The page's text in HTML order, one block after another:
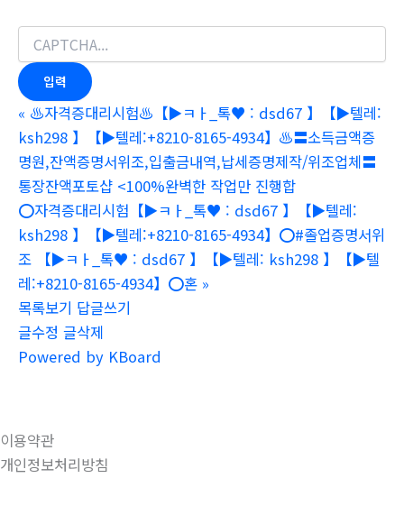
« ♨️자격증대리시험♨️【▶ㅋㅏ_톡♥ : dsd67 】【▶텔레:
ksh298 】【▶텔레:+8210-8165-4934】♨️〓소득금액증
명원,잔액증명서위조,입출금내역,납세증명제작/위조업체〓
통장잔액포토샵 <100%완벽한 작업만 진행합
⭕️자격증대리시험【▶ㅋㅏ_톡♥ : dsd67 】【▶텔레:
ksh298 】【▶텔레:+8210-8165-4934】⭕️#졸업증명서위
조 【▶ㅋㅏ_톡♥ : dsd67 】【▶텔레: ksh298 】【▶텔
레:+8210-8165-4934】⭕️혼 »
목록보기 답글쓰기
글수정 글삭제
Powered by KBoard
이용약관
개인정보처리방침